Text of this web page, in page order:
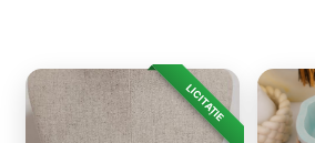
LICITAȚIE